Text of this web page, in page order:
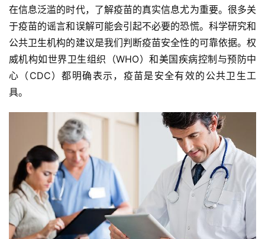
在信息泛滥的时代，了解疫苗的真实信息尤为重要。很多关
于疫苗的谣言和误解可能会引起不必要的恐慌。科学研究和
公共卫生机构的建议是我们判断疫苗安全性的可靠依据。权
威机构如世界卫生组织（WHO）和美国疾病控制与预防中
心（CDC）都明确表示，疫苗是安全有效的公共卫生工
具。